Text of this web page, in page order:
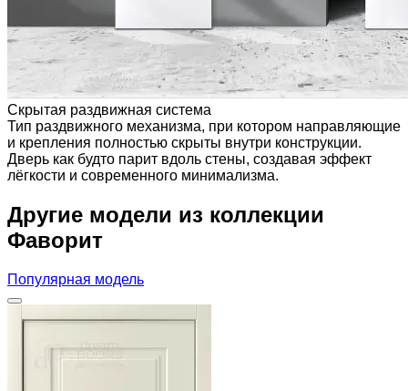
Скрытая раздвижная система
Тип раздвижного механизма, при котором направляющие
и крепления полностью скрыты внутри конструкции.
Дверь как будто парит вдоль стены, создавая эффект
лёгкости и современного минимализма.
Другие модели из коллекции
Фаворит
Популярная модель